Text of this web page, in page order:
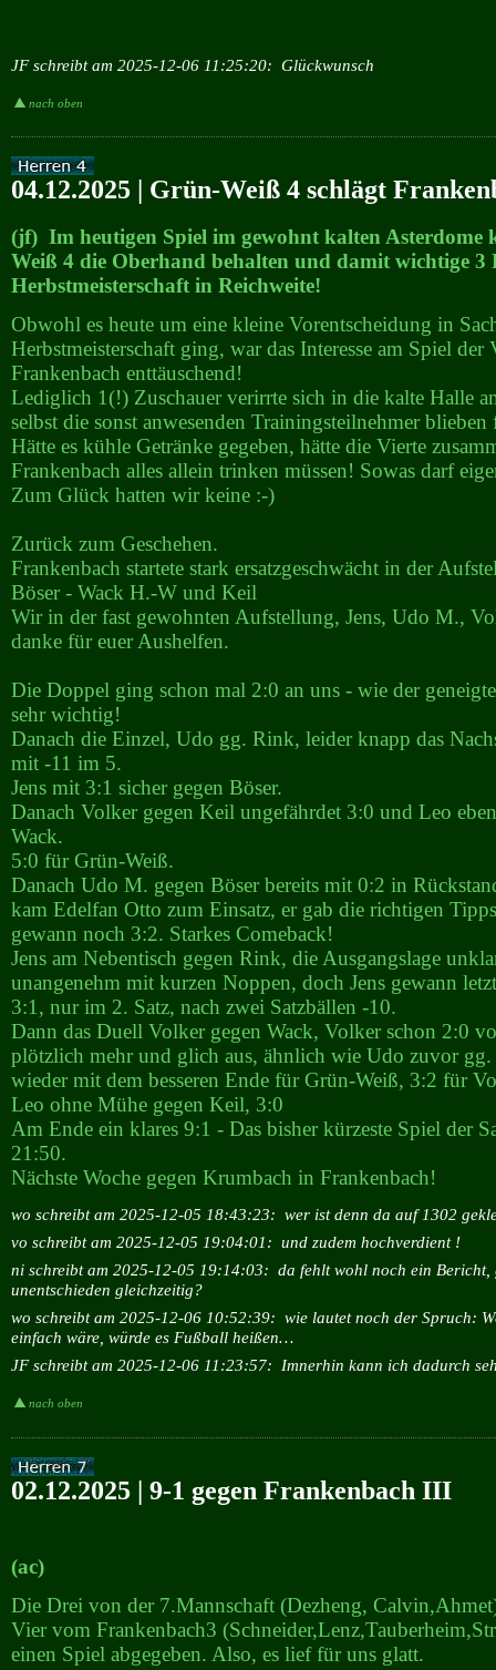
JF schreibt am 2025-12-06 11:25:20: Glückwunsch
nach oben
04.12.2025 | Grün-Weiß 4 schlägt
(jf) Im heutigen Spiel im gewohnt kalten Asterdome
Weiß 4 die Oberhand behalten und damit wichtige 3
Herbstmeisterschaft in Reichweite!
Obwohl es heute um eine kleine Vorentscheidung in
Herbstmeisterschaft ging, war das Interesse am Spiel der
Frankenbach enttäuschend!
Lediglich 1(!) Zuschauer verirrte sich in die kalte Halle
selbst die sonst anwesenden Trainingsteilnehmer
Hätte es kühle Getränke gegeben, hätte die Vierte
Frankenbach alles allein trinken müssen! Sowas darf
Zum Glück hatten wir keine :-)
Zurück zum Geschehen.
Frankenbach startete stark ersatzgeschwächt in der
Böser - Wack H.-W und Keil
Wir in der fast gewohnten Aufstellung, Jens, Udo M.,
danke für euer Aushelfen.
Die Doppel ging schon mal 2:0 an uns - wie der
sehr wichtig!
Danach die Einzel, Udo gg. Rink, leider knapp das
mit -11 im 5.
Jens mit 3:1 sicher gegen Böser.
Danach Volker gegen Keil ungefährdet 3:0 und Leo
Wack.
5:0 für Grün-Weiß.
Danach Udo M. gegen Böser bereits mit 0:2 in
kam Edelfan Otto zum Einsatz, er gab die richtigen
gewann noch 3:2. Starkes Comeback!
Jens am Nebentisch gegen Rink, die Ausgangslage
unangenehm mit kurzen Noppen, doch Jens gewann
3:1, nur im 2. Satz, nach zwei Satzbällen -10.
Dann das Duell Volker gegen Wack, Volker schon 2:0
plötzlich mehr und glich aus, ähnlich wie Udo zuvor gg.
wieder mit dem besseren Ende für Grün-Weiß, 3:2 für
Leo ohne Mühe gegen Keil, 3:0
Am Ende ein klares 9:1 - Das bisher kürzeste Spiel der
21:50.
Nächste Woche gegen Krumbach in Frankenbach!
wo schreibt am 2025-12-05 18:43:23: wer ist denn da auf 1302
vo schreibt am 2025-12-05 19:04:01: und zudem hochverdient !
ni schreibt am 2025-12-05 19:14:03: da fehlt wohl noch ein Bericht,
unentschieden gleichzeitig?
wo schreibt am 2025-12-06 10:52:39: wie lautet noch der Spruch:
einfach wäre, würde es Fußball heißen…
JF schreibt am 2025-12-06 11:23:57: Imnerhin kann ich dadurch
nach oben
02.12.2025 | 9-1 gegen Frankenbach III
(ac)
Die Drei von der 7.Mannschaft (Dezheng,
Vier vom Frankenbach3
einen Spiel abgegeben. Also, es lief für uns glatt.